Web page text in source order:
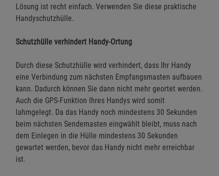
Lösung ist recht einfach. Verwenden Sie diese praktische
Handyschutzhülle.
Schutzhülle verhindert Handy-Ortung
Durch diese Schutzhülle wird verhindert, dass Ihr Handy
eine Verbindung zum nächsten Empfangsmasten aufbauen
kann. Dadurch können Sie dann nicht mehr geortet werden.
Auch die GPS-Funktion Ihres Handys wird somit
lahmgelegt. Da das Handy noch mindestens 30 Sekunden
beim nächsten Sendemasten eingwählt bleibt, muss nach
dem Einlegen in die Hülle mindestens 30 Sekunden
gewartet werden, bevor das Handy nicht mehr erreichbar
ist.